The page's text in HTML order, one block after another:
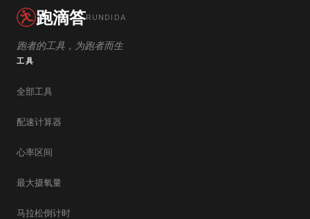
跑滴答RUNDIDA
跑者的工具，为跑者而生
工具
全部工具
配速计算器
心率区间
最大摄氧量
马拉松倒计时